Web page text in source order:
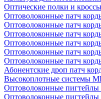
Оптические полки и кроссы
Оптоволоконные патч
Оптоволоконные патч
Оптоволоконные патч
Оптоволоконные патч
Оптоволоконные патч
Оптоволоконные патч
Абонентские дроп патч
Высокоплотные системы
Оптоволоконные
Оптоволоконные